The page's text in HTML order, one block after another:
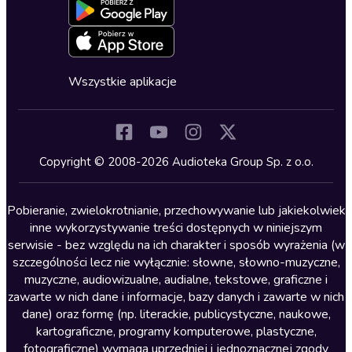
Kryminały
Lektury szkolne
Literatura anglojęzyczna
Literatura faktu
Literatura obyczajowa
Literatura piękna obca
Literatura piękna polska
Nagrania relaksacyjne
Deklaracja dostępności
Oferta dla firm i bibliotek
Blog
Zapowiedzi
Cykle audiobooków
Wszystkie aplikacje
Copyright © 2008-2026 Audioteka Group Sp. z o.o.
Pobieranie, zwielokrotnianie, przechowywanie lub jakiekolwiek
inne wykorzystywanie treści dostępnych w niniejszym
serwisie - bez względu na ich charakter i sposób wyrażenia (w
szczególności lecz nie wyłącznie: słowne, słowno-muzyczne,
muzyczne, audiowizualne, audialne, tekstowe, graficzne i
zawarte w nich dane i informacje, bazy danych i zawarte w nich
dane) oraz formę (np. literackie, publicystyczne, naukowe,
kartograficzne, programy komputerowe, plastyczne,